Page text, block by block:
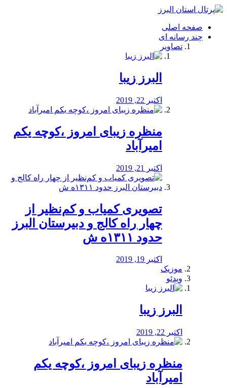
فصد
شرق
تهران
خشکشویی
صفحه اصلی
چند رسانه ای
تصاویر
البرز زیبا
اکتبر 22, 2019
منظره‌‌ زیبای امروز ،کوچه یکم
امیرآباد
اکتبر 21, 2019
️تصویری کمیاب و کم‌نظیر از
چهار راه كالج و دبيرستان البرز
حدود ۱۳۱۱ه ش
اکتبر 19, 2019
موزیک
ویدئو
البرز زیبا
اکتبر 22, 2019
منظره‌‌ زیبای امروز ،کوچه یکم
امیرآباد